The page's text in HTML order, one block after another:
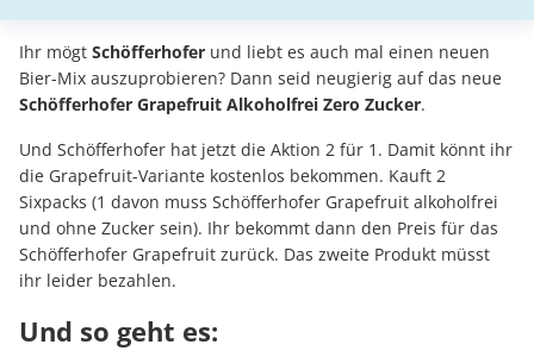
Ihr mögt Schöfferhofer und liebt es auch mal einen neuen
Bier-Mix auszuprobieren? Dann seid neugierig auf das neue
Schöfferhofer Grapefruit Alkoholfrei Zero Zucker.
Und Schöfferhofer hat jetzt die Aktion 2 für 1. Damit könnt ihr
die Grapefruit-Variante kostenlos bekommen. Kauft 2
Sixpacks (1 davon muss Schöfferhofer Grapefruit alkoholfrei
und ohne Zucker sein). Ihr bekommt dann den Preis für das
Schöfferhofer Grapefruit zurück. Das zweite Produkt müsst
ihr leider bezahlen.
Und so geht es: